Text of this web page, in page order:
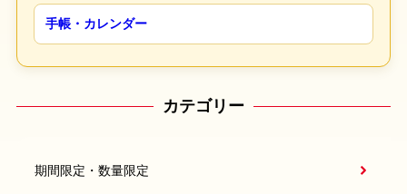
手帳・カレンダー
カテゴリー
期間限定・数量限定